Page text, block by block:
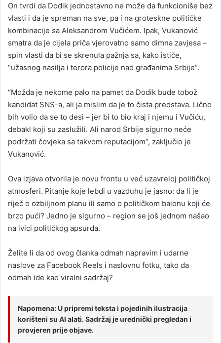
On tvrdi da Dodik jednostavno ne može da funkcioniše bez
vlasti i da je spreman na sve, pa i na groteskne političke
kombinacije sa Aleksandrom Vučićem. Ipak, Vukanović
smatra da je cijela priča vjerovatno samo dimna zavjesa –
spin vlasti da bi se skrenula pažnja sa, kako ističe,
“užasnog nasilja i terora policije nad građanima Srbije”.
“Možda je nekome palo na pamet da Dodik bude tobož
kandidat SNS-a, ali ja mislim da je to čista predstava. Lično
bih volio da se to desi – jer bi to bio kraj i njemu i Vučiću,
debakl koji su zaslužili. Ali narod Srbije sigurno neće
podržati čovjeka sa takvom reputacijom”, zaključio je
Vukanović.
Ova izjava otvorila je novu frontu u već uzavreloj političkoj
atmosferi. Pitanje koje lebdi u vazduhu je jasno: da li je
riječ o ozbiljnom planu ili samo o političkom balonu koji će
brzo pući? Jedno je sigurno – region se još jednom našao
na ivici političkog apsurda.
Želite li da od ovog članka odmah napravim i udarne
naslove za Facebook Reels i naslovnu fotku, tako da
odmah ide kao viralni sadržaj?
Napomena: U pripremi teksta i pojedinih ilustracija
korišteni su AI alati. Sadržaj je urednički pregledan i
provjeren prije objave.